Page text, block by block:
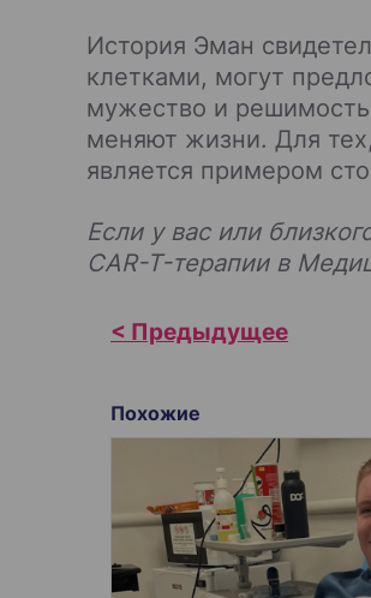
История Эман
клетками, могут
мужество и
меняют жизни. Для
является примером
Если у вас или
CAR-T-терапии в
Н
в
и
ц
и
Похожие